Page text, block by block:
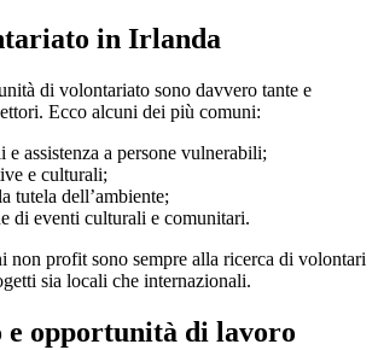
in Irlanda
di volontariato sono davvero tante e
Ecco alcuni dei più comuni:
e assistenza a persone vulnerabili;
e culturali;
tutela dell’ambiente;
di eventi culturali e comunitari.
non profit sono sempre alla ricerca di volontari
sia locali che internazionali.
opportunità di lavoro